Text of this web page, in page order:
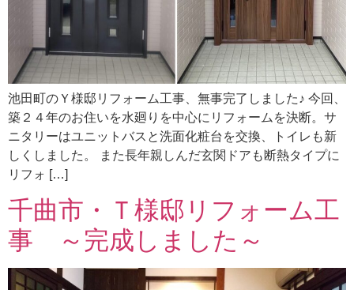
池田町のＹ様邸リフォーム工事、無事完了しました♪ 今回、
築２４年のお住いを水廻りを中心にリフォームを決断。サ
ニタリーはユニットバスと洗面化粧台を交換、トイレも新
しくしました。 また長年親しんだ玄関ドアも断熱タイプに
リフォ […]
千曲市・Ｔ様邸リフォーム工
事 ～完成しました～